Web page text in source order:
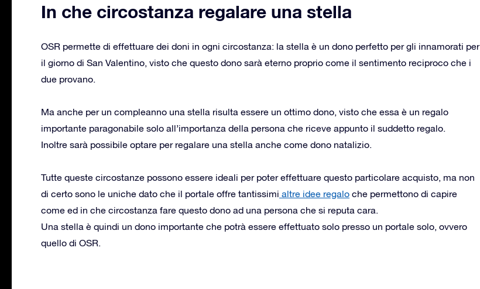
In che circostanza regalare una stella
OSR permette di effettuare dei doni in ogni circostanza: la stella è un dono perfetto per gli innamorati per
il giorno di San Valentino, visto che questo dono sarà eterno proprio come il sentimento reciproco che i
due provano.
Ma anche per un compleanno una stella risulta essere un ottimo dono, visto che essa è un regalo
importante paragonabile solo all’importanza della persona che riceve appunto il suddetto regalo.
Inoltre sarà possibile optare per regalare una stella anche come dono natalizio.
Tutte queste circostanze possono essere ideali per poter effettuare questo particolare acquisto, ma non
di certo sono le uniche dato che il portale offre tantissimi altre idee regalo che permettono di capire
come ed in che circostanza fare questo dono ad una persona che si reputa cara.
Una stella è quindi un dono importante che potrà essere effettuato solo presso un portale solo, ovvero
quello di OSR.